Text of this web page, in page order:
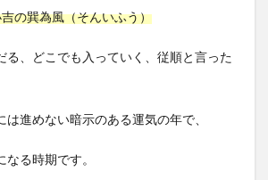
の巽為風（そんいふう）
る、どこでも入っていく、従順と言った
進めない暗示のある運気の年で、
る時期です。